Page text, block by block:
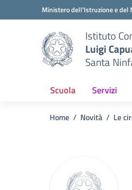
Vai ai contenuti
Vai al menu di navigazioneMinistero dell'Istruzione e del
Istituto
Luigi
Santa
Scuola Servizi
Home Novità Le